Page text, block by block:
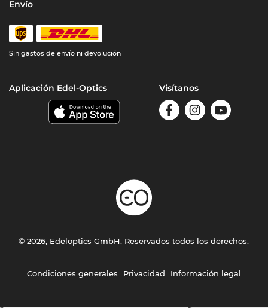
Envío
Sin gastos de envío ni devolución
Aplicación Edel-Optics Visítanos
Condiciones generales Privacidad Información legal
© 2026, Edeloptics GmbH. Reservados todos los derechos.